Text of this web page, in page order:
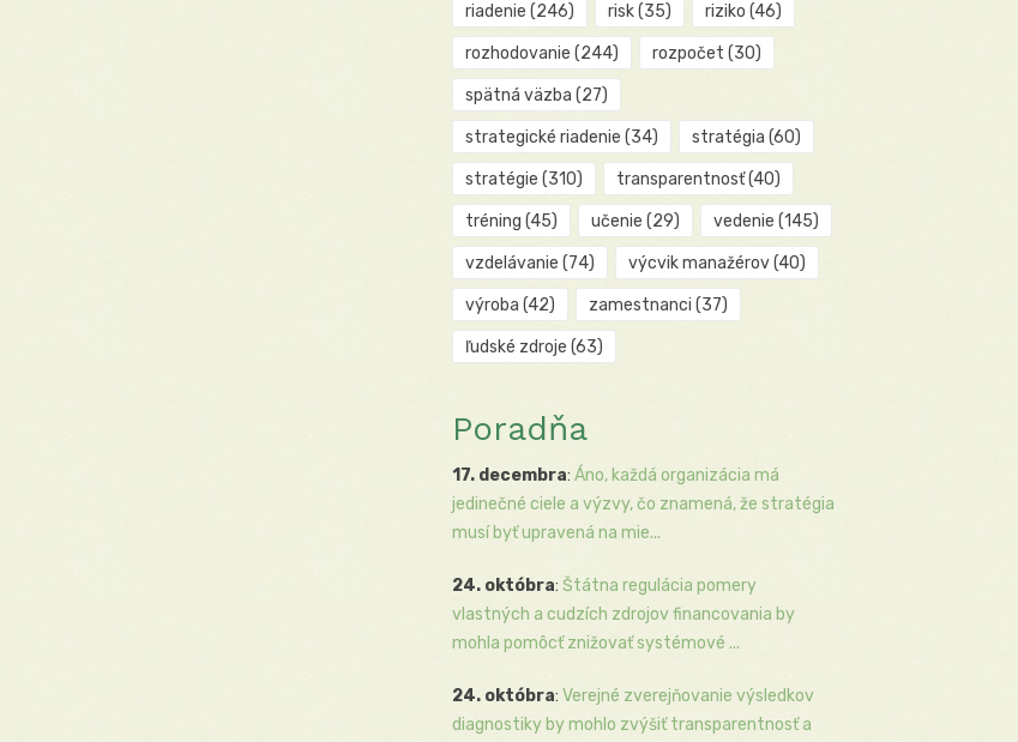
riadenie (246) risk(35) riziko (46)
rozhodovanie (244) rozpočet (30)
spätná väzba (27)
strategické riadenie (34) stratégia (60)
stratégie (310) transparentnosť(40)
tréning (45) učenie (29) vedenie (145)
vzdelávanie (74) výcvik manažérov(40)
výroba (42) zamestnanci (37)
ľudské zdroje (63)
Poradňa
17. decembra: Áno, každá organizácia má
jedinečné ciele a výzvy, čo znamená, že stratégia
musí byť upravená na mie...
24. októbra: Štátna regulácia pomery
vlastných a cudzích zdrojov financovania by
mohla pomôcť znižovať systémové ...
24. októbra: Verejné zverejňovanie výsledkov
diagnostiky by mohlo zvýšiť transparentnosť a